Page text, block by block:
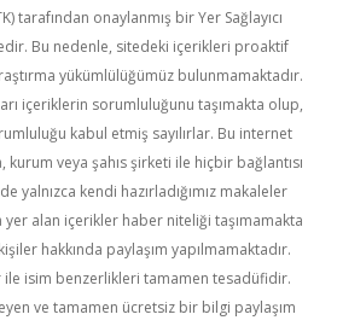
tarafından onaylanmış bir Yer Sağlayıcı
Bu nedenle, sitedeki içerikleri proaktif
yükümlülüğümüz bulunmamaktadır.
içeriklerin sorumluluğunu taşımakta olup,
kabul etmiş sayılırlar. Bu internet
veya şahıs şirketi ile hiçbir bağlantısı
yalnızca kendi hazırladığımız makaleler
yer alan içerikler haber niteliği taşımamakta
hakkında paylaşım yapılmamaktadır.
ile isim benzerlikleri tamamen tesadüfidir.
ve tamamen ücretsiz bir bilgi paylaşım